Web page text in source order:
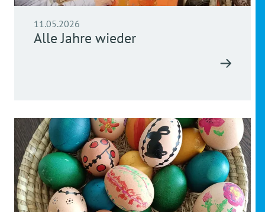
11.05.2026
Alle Jahre wieder